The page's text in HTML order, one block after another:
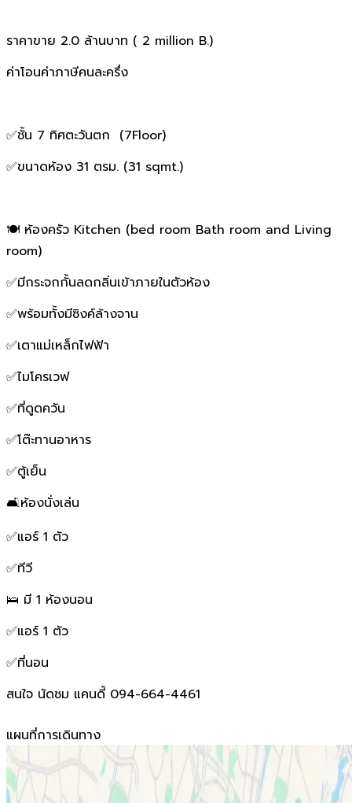
ราคาขาย 2.0 ล้านบาท ( 2 million B.)
ค่าโอนค่าภาษีคนละครึ่ง
✅ชั้น 7 ทิศตะวันตก (7Floor)
✅ขนาดห้อง 31 ตรม. (31 sqmt.)
🍽 ห้องครัว Kitchen (bed room Bath room and Living
room)
✅มีกระจกกั้นลดกลิ่นเข้าภายในตัวห้อง
✅พร้อมทั้งมีซิงค์ล้างจาน
✅เตาแม่เหล็กไฟฟ้า
✅ไมโครเวฟ
✅ที่ดูดควัน
✅โต๊ะทานอาหาร
✅ตู้เย็น
🛋ห้องนั่งเล่น
✅แอร์ 1 ตัว
✅ทีวี
🛌 มี 1 ห้องนอน
✅แอร์ 1 ตัว
✅ที่นอน
สนใจ นัดชม แคนดี้ 094-664-4461
แผนที่การเดินทาง